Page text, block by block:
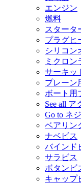
エンジン
燃料
スタータ
プラグヒ
シリコン
ミクロン
サーキッ
プレーン
ボート用
See all ア
Go to ネ
ベアリン
ナベビス
バインド
サラビス
ボタンビ
キャップ